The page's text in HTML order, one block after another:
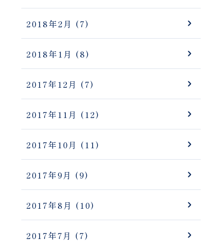
2018年2月 (7)
2018年1月 (8)
2017年12月 (7)
2017年11月 (12)
2017年10月 (11)
2017年9月 (9)
2017年8月 (10)
2017年7月 (7)